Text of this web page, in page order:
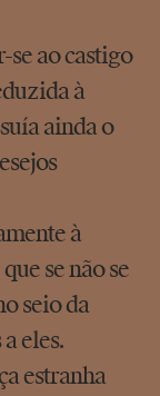
ao castigo
à
ainda o
à
se não se
seio da
eles.
estranha